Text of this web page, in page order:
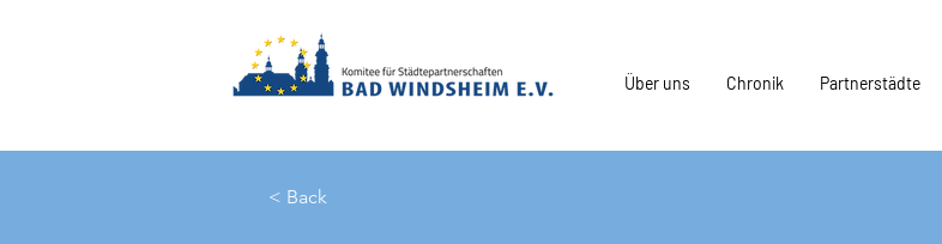
Über uns Chronik Partnerstädte
< Back